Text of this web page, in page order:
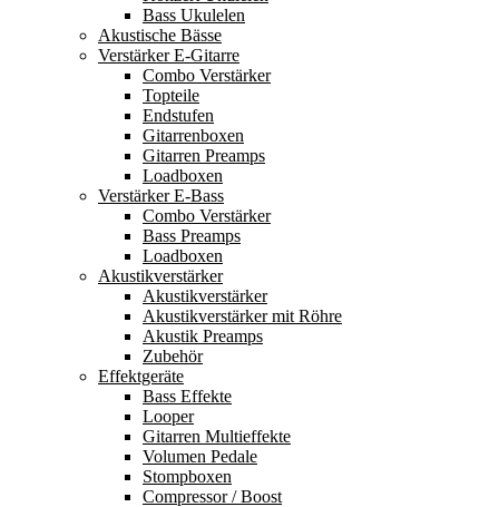
Bass Ukulelen
Akustische Bässe
Verstärker E-Gitarre
Combo Verstärker
Topteile
Endstufen
Gitarrenboxen
Gitarren Preamps
Loadboxen
Verstärker E-Bass
Combo Verstärker
Bass Preamps
Loadboxen
Akustikverstärker
Akustikverstärker
Akustikverstärker mit Röhre
Akustik Preamps
Zubehör
Effektgeräte
Bass Effekte
Looper
Gitarren Multieffekte
Volumen Pedale
Stompboxen
Compressor / Boost